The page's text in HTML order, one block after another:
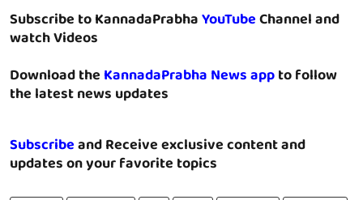
Subscribe to KannadaPrabhaYouTubeChannel and
watch Videos
Download theKannadaPrabha News appto follow
the latest news updates
Subscribeand Receive exclusive content and
updates on your favorite topics